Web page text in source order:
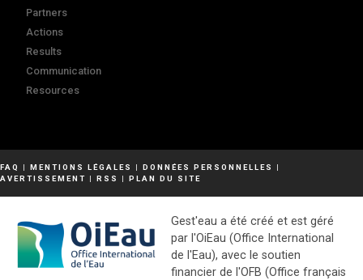
Partners
Actions
Results
Communication
Resources
FAQ | MENTIONS LÉGALES | DONNÉES PERSONNELLES
|
AVERTISSEMENT | RSS | PLAN DU SITE
Gest'eau a été créé et est géré
par l'OiEau (Office International
de l'Eau), avec le soutien
financier de l'OFB (Office français